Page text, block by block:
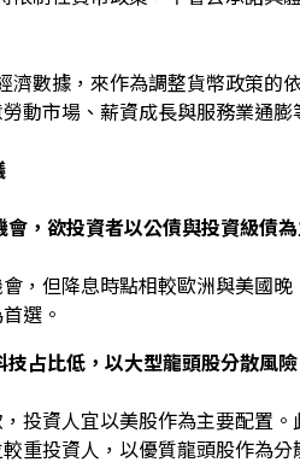
濟數據，來作為調整貨幣政策
動市場、薪資成長與服務業通膨
，欲投資者以公債與投資級債
，但降息時點相較歐洲與美國
選。
占比低，以大型龍頭股分散風險
投資人宜以美股作為主要配置
重投資人，以優質龍頭股作為分